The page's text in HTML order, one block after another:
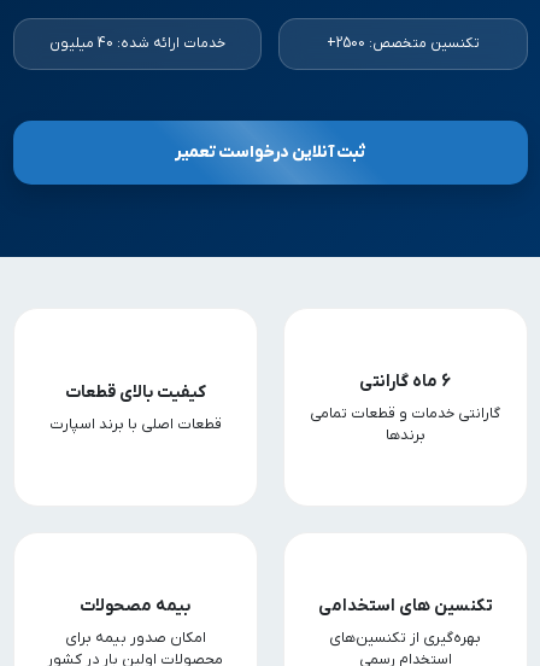
تکنسین متخصص: 2500+ خدمات ارائه شده: 40 میلیون
ثبت آنلاین درخواست تعمیر
6 ماه گارانتی
گارانتی خدمات و قطعات تمامی
برندها
کیفیت بالای قطعات
قطعات اصلی با برند اسپارت
تکنسین های استخدامی
بهره‌گیری از تکنسین‌های
استخدام رسمی
بیمه مصحولات
امکان صدور بیمه برای
محصولات اولین بار در کشور